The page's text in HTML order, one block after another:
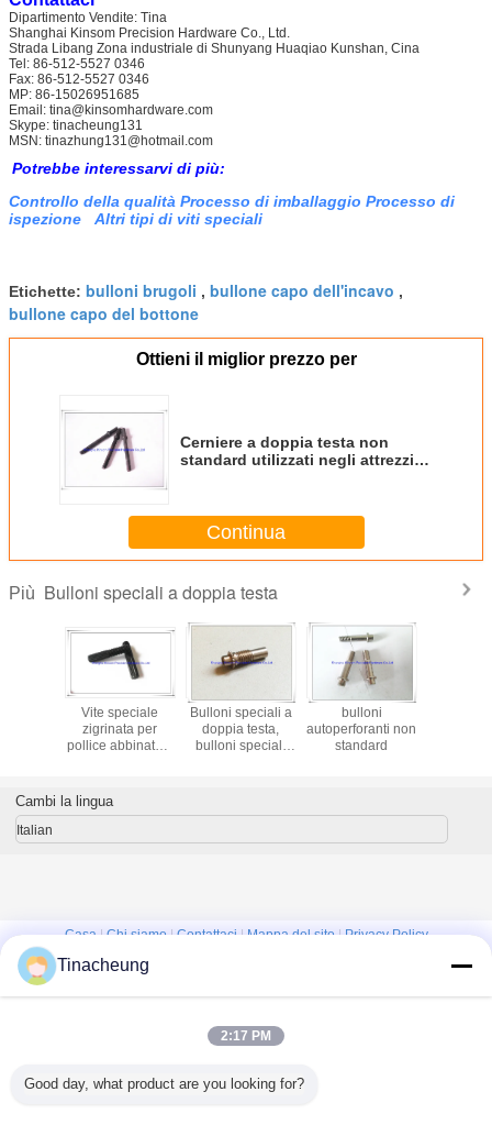
Dipartimento Vendite: Tina
Shanghai Kinsom Precision Hardware Co., Ltd.
Strada Libang Zona industriale di Shunyang Huaqiao Kunshan, Cina
Tel: 86-512-5527 0346
Fax: 86-512-5527 0346
MP: 86-15026951685
Email: tina@kinsomhardware.com
Skype: tinacheung131
MSN: tinazhung131@hotmail.com
Potrebbe interessarvi di più:
Controllo della qualità Processo di imballaggio Processo di
ispezione
Altri tipi di viti speciali
Etichette: bulloni brugoli , bullone capo dell'incavo ,
bullone capo del bottone
Ottieni il miglior prezzo per
Cerniere a doppia testa non
standard utilizzati negli attrezzi
Continua
Più Bulloni speciali a doppia testa
Vite speciale
zigrinata per
pollice abbinata a
Bulloni speciali a
doppia testa,
bulloni speciali
bulloni
autoperforanti non
standard
Cambi la lingua
Italian
Casa|Chi siamo|Contattaci|Mappa del sito|Privacy Policy
Tinacheung
2:17 PM
Good day, what product are you looking for?